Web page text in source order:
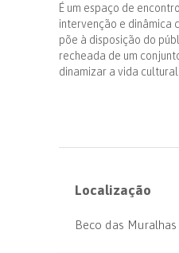
É um espaço de
intervenção e dinâmica
põe à disposição do
recheada de um
dinamizar a vida
Localização
Beco das